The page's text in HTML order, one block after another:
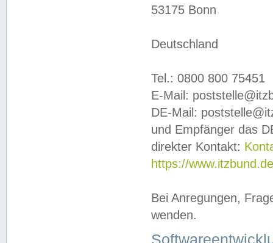
53175 Bonn
Deutschland
Tel.: 0800 800 75451
E-Mail:
DE-Mail:
und Empfänger das
direkter Kontakt:
https://
Bei Anregungen,
wenden.